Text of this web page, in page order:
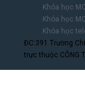
Khóa học
Khóa học
Khóa học
ĐC:391 Trường
trực thuộc CÔNG